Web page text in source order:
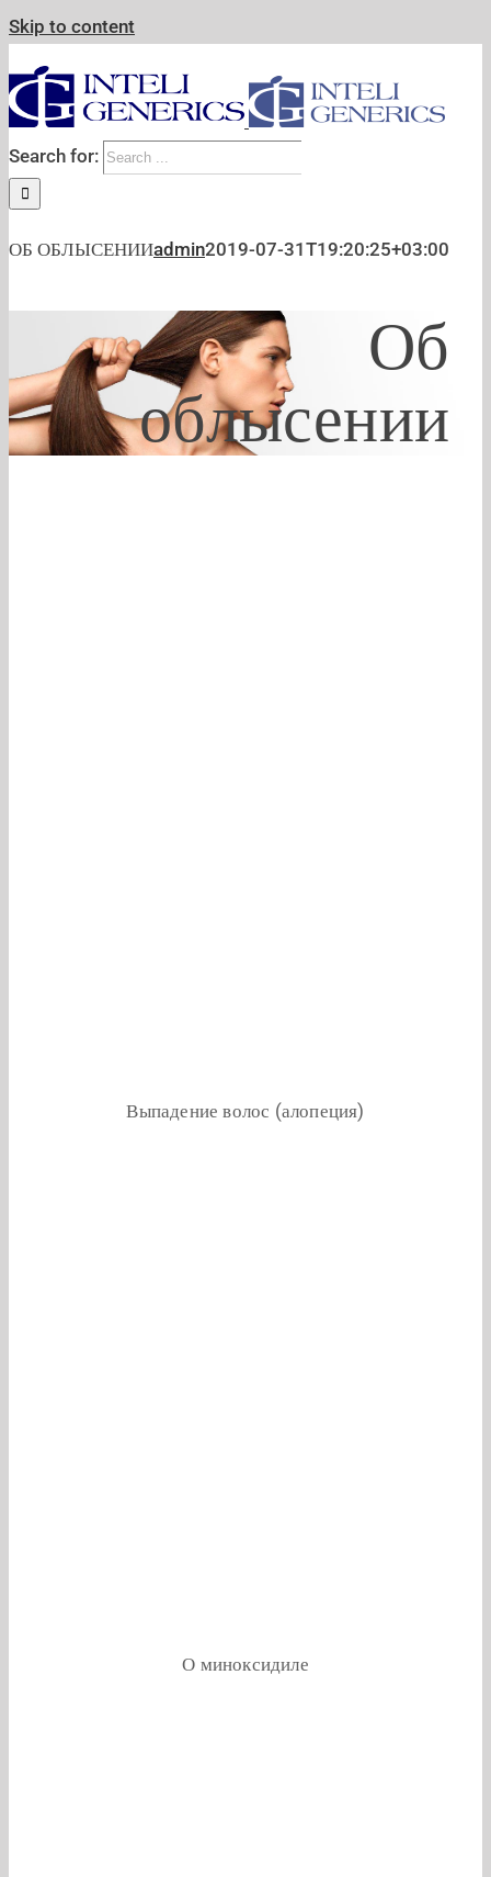
Skip to content
Search for:
ОБ ОБЛЫСЕНИИadmin2019-07-31T19:20:25+03:00
Об
облысении
Выпадение волос (алопеция)
О миноксидиле